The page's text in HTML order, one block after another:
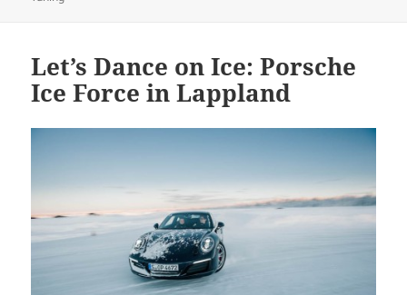
Let’s Dance on Ice: Porsche
Ice Force in Lappland